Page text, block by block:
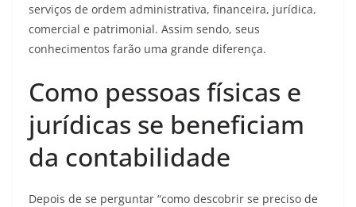
serviços de ordem administrativa, financeira, jurídica,
comercial e patrimonial. Assim sendo, seus
conhecimentos farão uma grande diferença.
Como pessoas físicas e
jurídicas se beneficiam
da contabilidade
Depois de se perguntar “como descobrir se preciso de